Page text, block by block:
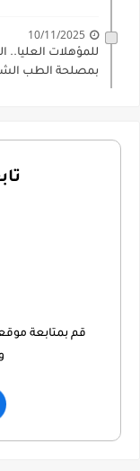
10/11/2025
للمؤهلات العليا..
بمصلحة الطب الشرعي
قم بمتابعة